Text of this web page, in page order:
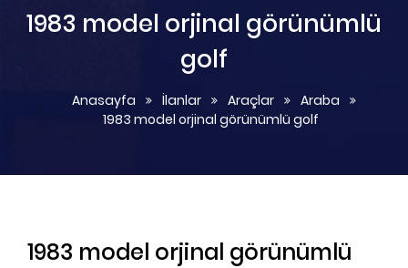
1983 model orjinal görünümlü
golf
Anasayfa İlanlar Araçlar
Araba
1983 model orjinal görünümlü golf
1983 model orjinal görünümlü